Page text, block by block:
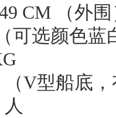
CM （外
可选颜色
（V型船底